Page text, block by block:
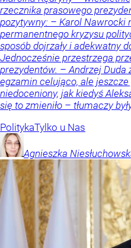
rzecznika prasowego
pozytywny: – Karol Nawrocki
permanentnego kryzysu
sposób dojrzały i adekwatny
Jednocześnie przestrzega
prezydentów. – Andrzej Duda
egzamin celująco, ale
niedoceniony, jak kiedyś
się to zmieniło – tłumaczy
PolitykaTylko u Nas
Agnieszka